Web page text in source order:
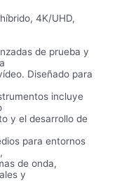
4K/UHD,
de prueba y
Diseñado para
incluye
y el desarrollo de
para entornos
de onda,
y